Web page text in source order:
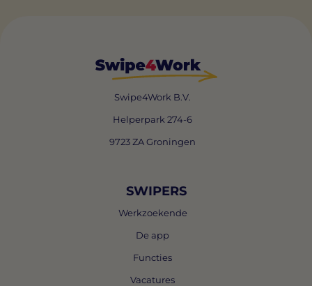
Swipe4Work B.V.
Helperpark 274-6
9723 ZA Groningen
SWIPERS
Werkzoekende
De app
Functies
Vacatures